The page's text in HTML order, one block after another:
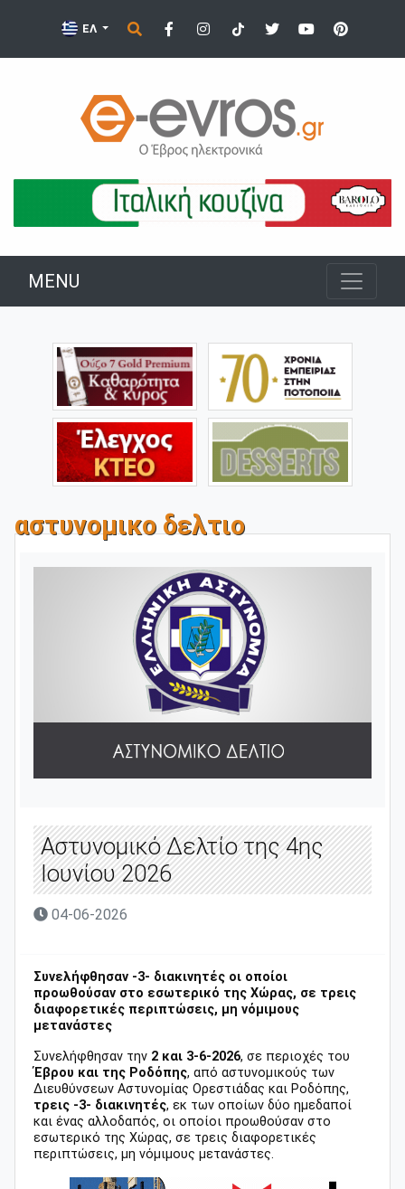
ΕΛ
MENU
αστυνομικο δελτιο
Αστυνομικό Δελτίο της 4ης
Ιουνίου 2026
04-06-2026
Συνελήφθησαν -3- διακινητές οι οποίοι
προωθούσαν στο εσωτερικό της Χώρας, σε τρεις
διαφορετικές περιπτώσεις, μη νόμιμους
μετανάστες
Συνελήφθησαν την 2 και 3-6-2026, σε περιοχές του
Έβρου και της Ροδόπης, από αστυνομικούς των
Διευθύνσεων Αστυνομίας Ορεστιάδας και Ροδόπης,
τρεις -3- διακινητές, εκ των οποίων δύο ημεδαποί
και ένας αλλοδαπός, οι οποίοι προωθούσαν στο
εσωτερικό της Χώρας, σε τρεις διαφορετικές
περιπτώσεις, μη νόμιμους μετανάστες.